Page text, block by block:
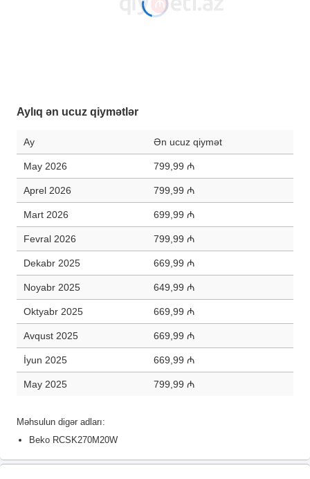
Aylıq ən ucuz qiymətlər
Ay Ən ucuz qiymət
May 2026 799,99 ₼
Aprel 2026 799,99 ₼
Mart 2026 699,99 ₼
Fevral 2026 799,99 ₼
Dekabr 2025 669,99 ₼
Noyabr 2025 649,99 ₼
Oktyabr 2025 669,99 ₼
Avqust 2025 669,99 ₼
İyun 2025 669,99 ₼
May 2025 799,99 ₼
Məhsulun digər adları:
Beko RCSK270M20W